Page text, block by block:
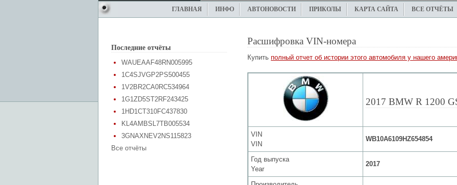
ГЛАВНАЯ ИНФО АВТОНОВОСТИ ПРИКОЛЫ КАРТА САЙТА ВСЕ ОТЧЁТЫ
Последние отчёты
WAUEAAF48RN005995
1C4SJVGP2PS500455
1V2BR2CA0RC534964
1G1ZD5ST2RF243425
1HD1CT310FC437830
KL4AMBSL7TB005534
3GNAXNEV2NS115823
Все отчёты
Расшифровка VIN-номера
Купить полный отчет об истории этого автомобиля у нашего
2017 BMW R 1200
VIN
VIN
WB10A6109HZ654854
Год выпуска
Year
2017